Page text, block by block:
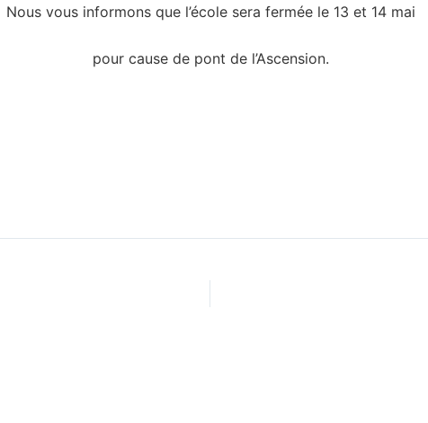
Nous vous informons que l’école sera fermée le 13 et 14 mai
pour cause de pont de l’Ascension.